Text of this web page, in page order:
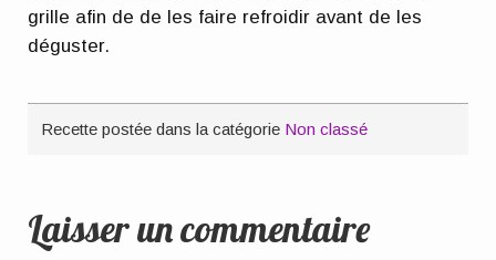
grille afin de de les faire refroidir avant de les
déguster.
Recette postée dans la catégorie Non classé
Laisser un commentaire